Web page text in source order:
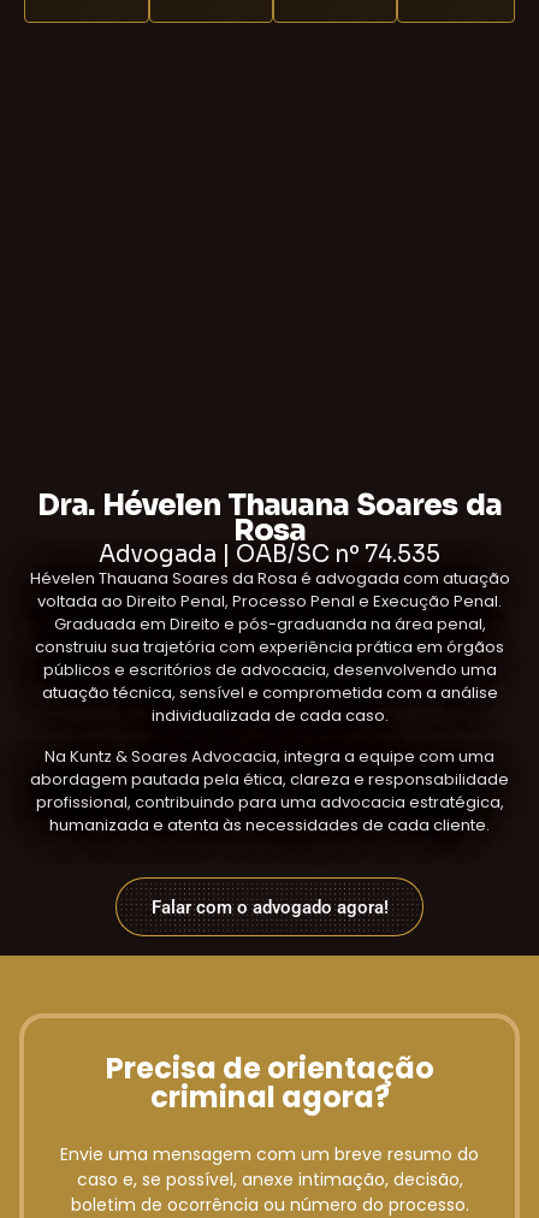
Dra. Hévelen Thauana Soares da
Rosa
Advogada | OAB/SC nº 74.535
Hévelen Thauana Soares da Rosa é advogada com atuação
voltada ao Direito Penal, Processo Penal e Execução Penal.
Graduada em Direito e pós-graduanda na área penal,
construiu sua trajetória com experiência prática em órgãos
públicos e escritórios de advocacia, desenvolvendo uma
atuação técnica, sensível e comprometida com a análise
individualizada de cada caso.
Na Kuntz & Soares Advocacia, integra a equipe com uma
abordagem pautada pela ética, clareza e responsabilidade
profissional, contribuindo para uma advocacia estratégica,
humanizada e atenta às necessidades de cada cliente.
Falar com o advogado agora!
Precisa de orientação
criminal agora?
Envie uma mensagem com um breve resumo do
caso e, se possível, anexe intimação, decisão,
boletim de ocorrência ou número do processo.